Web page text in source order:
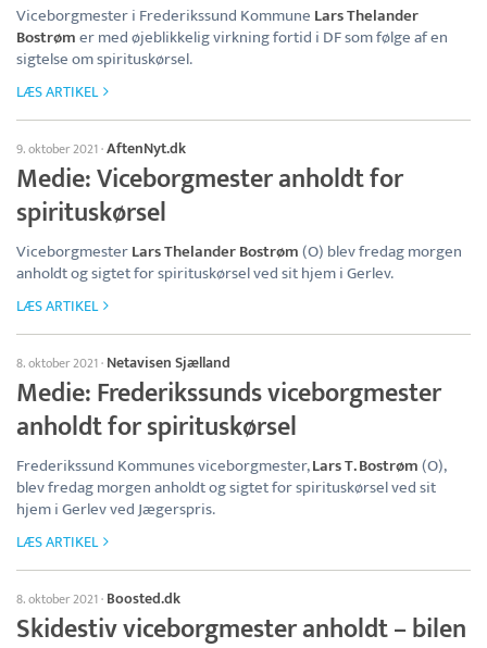
Viceborgmester i Frederikssund Kommune Lars Thelander
Bostrømer med øjeblikkelig virkning fortid i DF som følge af en
sigtelse om spirituskørsel.
LÆS ARTIKEL
9. oktober 2021·AftenNyt.dk
Medie: Viceborgmester anholdt for
spirituskørsel
ViceborgmesterLars Thelander Bostrøm(O) blev fredag morgen
anholdt og sigtet for spirituskørsel ved sit hjem i Gerlev.
LÆS ARTIKEL
8. oktober 2021· Netavisen Sjælland
Medie: Frederikssunds viceborgmester
anholdt for spirituskørsel
Frederikssund Kommunes viceborgmester,Lars T. Bostrøm(O),
blev fredag morgen anholdt og sigtet for spirituskørsel ved sit
hjem i Gerlev ved Jægerspris.
LÆS ARTIKEL
8. oktober 2021· Boosted.dk
Skidestiv viceborgmester anholdt – bilen